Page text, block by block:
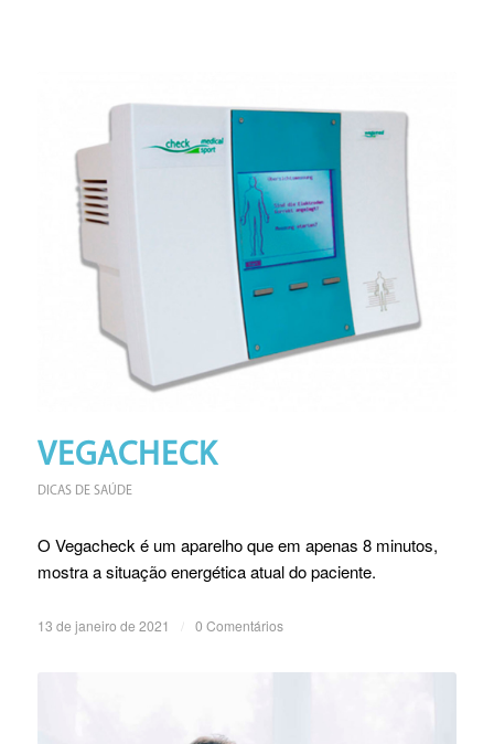
VEGACHECK
DICAS DE SAÚDE
O Vegacheck é um aparelho que em apenas 8 minutos,
mostra a situação energética atual do paciente.
13 de janeiro de 2021 0 Comentários